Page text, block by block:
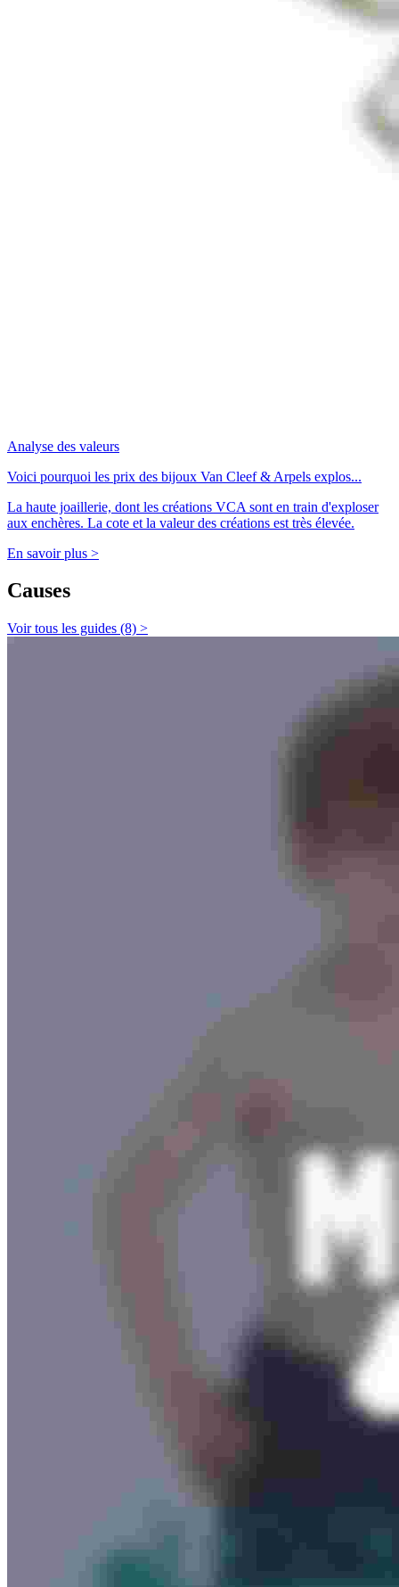
Analyse des valeurs
Voici pourquoi les prix des bijoux Van Cleef & Arpels explos...
La haute joaillerie, dont les créations VCA sont en train d'exploser
aux enchères. La cote et la valeur des créations est très élevée.
En savoir plus >
Causes
Voir tous les guides (8) >